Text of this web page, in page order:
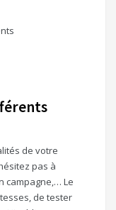
de votre
pas à
campagne,… Le
de tester